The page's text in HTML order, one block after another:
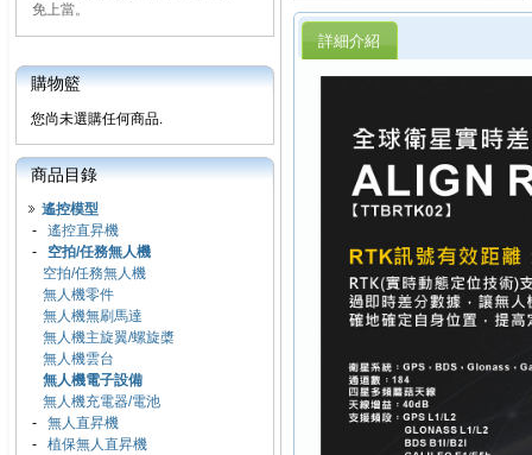
免上當。
購物籃
您尚未選購任何商品.
商品目錄
遙控模型
- 遙控直昇機
- 空拍/任務無人機
空拍/任務無人機
無人機零件
無人機無刷馬達
無人機主旋翼/螺旋槳
無人機雲台
無人機電子設備
無人機充電器/電池
- 無人直昇機
- 植保無人直昇機
詳細介紹